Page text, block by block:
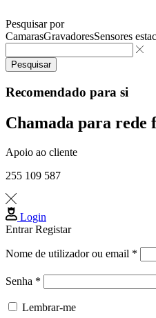
Pesquisar por
CamarasGravadoresSensores
Pesquisar
Recomendado para si
Chamada para rede
Apoio ao cliente
255 109 587
Login
EntrarRegistar
Nome de utilizador ou email *
Senha * Obrigatório
Lembrar-me